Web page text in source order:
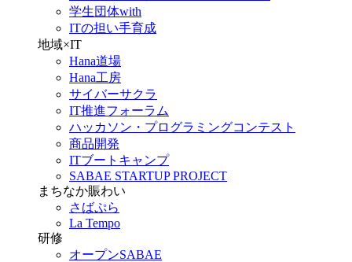
学生団体with
ITの担い手育成
地域×IT
Hana道場
Hana工房
サイバーサクラ
IT推進フォーラム
ハッカソン・プログラミングコンテスト
商品開発
ITブートキャンプ
SABAE STARTUP PROJECT
まちなか賑わい
さばぷら
La Tempo
研修
オープンSABAE